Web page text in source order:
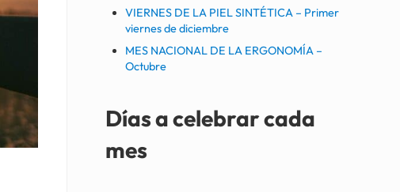
VIERNES DE LA PIEL SINTÉTICA – Primer
viernes de diciembre
MES NACIONAL DE LA ERGONOMÍA –
Octubre
Días a celebrar cada
mes